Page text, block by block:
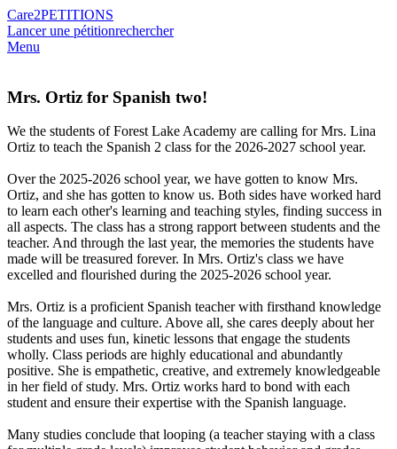
Care2PETITIONS
Lancer une pétitionrechercher
Menu
Mrs. Ortiz for Spanish two!
We the students of Forest Lake Academy are calling for Mrs. Lina
Ortiz to teach the Spanish 2 class for the 2026-2027 school year.
Over the 2025-2026 school year, we have gotten to know Mrs.
Ortiz, and she has gotten to know us. Both sides have worked hard
to learn each other's learning and teaching styles, finding success in
all aspects. The class has a strong rapport between students and the
teacher. And through the last year, the memories the students have
made will be treasured forever. In Mrs. Ortiz's class we have
excelled and flourished during the 2025-2026 school year.
Mrs. Ortiz is a proficient Spanish teacher with firsthand knowledge
of the language and culture. Above all, she cares deeply about her
students and uses fun, kinetic lessons that engage the students
wholly. Class periods are highly educational and abundantly
positive. She is empathetic, creative, and extremely knowledgeable
in her field of study. Mrs. Ortiz works hard to bond with each
student and ensure their expertise with the Spanish language.
Many studies conclude that looping (a teacher staying with a class